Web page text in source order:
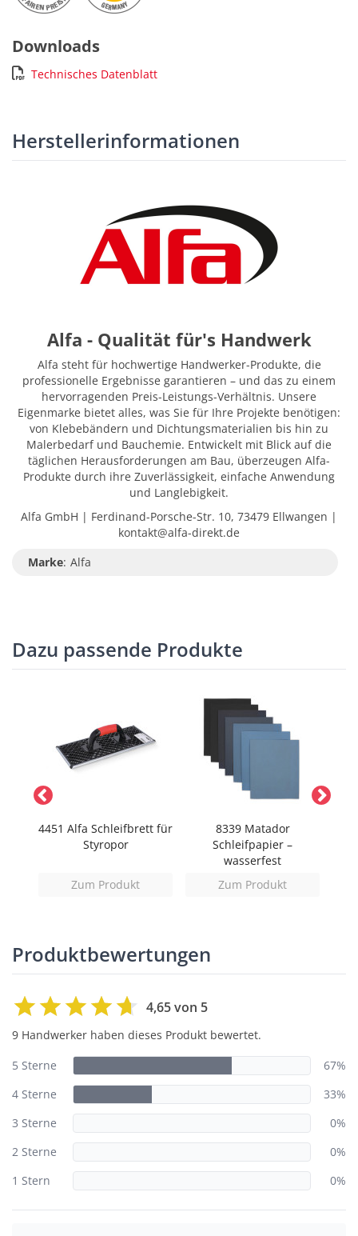
Downloads
Technisches Datenblatt
Herstellerinformationen
Alfa - Qualität für's Handwerk
Alfa steht für hochwertige Handwerker-Produkte, die
professionelle Ergebnisse garantieren – und das zu einem
hervorragenden Preis-Leistungs-Verhältnis. Unsere
Eigenmarke bietet alles, was Sie für Ihre Projekte benötigen:
von Klebebändern und Dichtungsmaterialien bis hin zu
Malerbedarf und Bauchemie. Entwickelt mit Blick auf die
täglichen Herausforderungen am Bau, überzeugen Alfa-
Produkte durch ihre Zuverlässigkeit, einfache Anwendung
und Langlebigkeit.
Alfa GmbH | Ferdinand-Porsche-Str. 10, 73479 Ellwangen |
kontakt@alfa-direkt.de
Marke: Alfa
Dazu passende Produkte
4451 Alfa Schleifbrett für
Styropor
Zum Produkt
8339 Matador
Schleifpapier –
wasserfest
Zum Produkt
Produktbewertungen
4,65 von 5
9 Handwerker haben dieses Produkt bewertet.
5 Sterne
67%
4 Sterne
33%
3 Sterne
0%
2 Sterne
0%
1 Stern
0%